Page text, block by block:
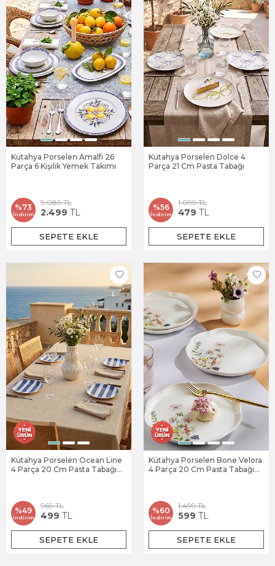
Kütahya Porselen Amalfi 26
Parça 6 Kişilik Yemek Takımı
%73
İndirim
9.089TL
2.499 TL
SEPETE EKLE
Kütahya Porselen Dolce 4
Parça 21 Cm Pasta Tabağı
%56
İndirim
1.099TL
479 TL
SEPETE EKLE
Kütahya Porselen Ocean Line
4 Parça 20 Cm Pasta Tabağı
%49
İndirim
969TL
499 TL
SEPETE EKLE
Kütahya Porselen Bone Velora
4 Parça 20 Cm Pasta Tabağı
%60
İndirim
1.499TL
599 TL
SEPETE EKLE